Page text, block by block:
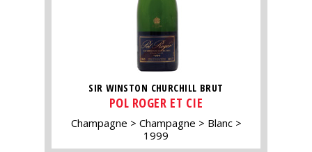
SIR WINSTON CHURCHILL BRUT
POL ROGER ET CIE
Champagne Champagne
Blanc
1999